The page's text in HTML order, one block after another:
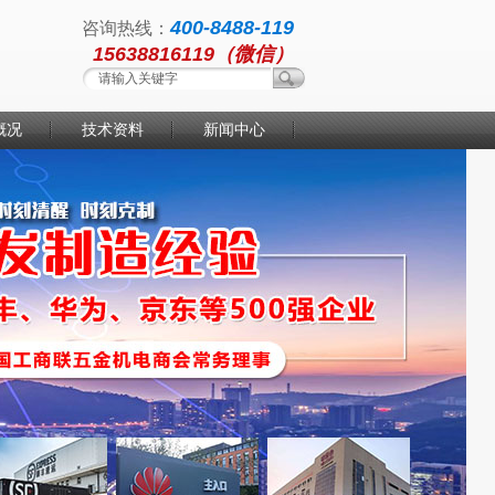
咨询热线：400-8488-119
15638816119（微信）
况 技术资料 新闻中心